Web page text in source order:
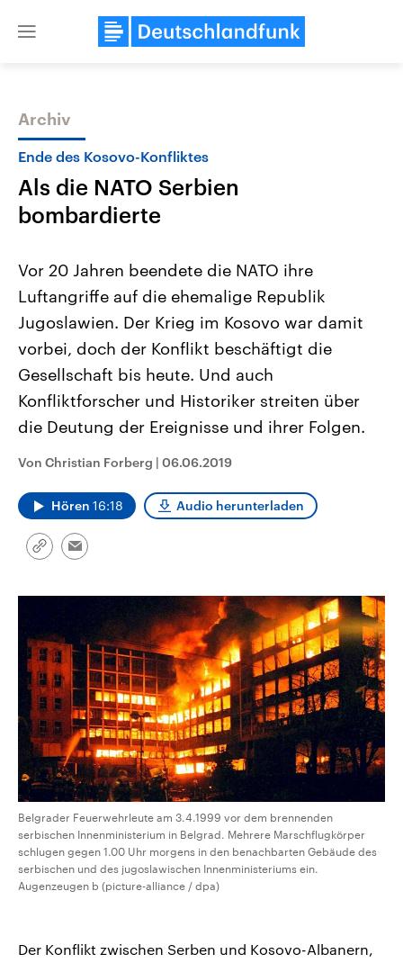
Close
Themen
Landtagswahl Sachsen-Anhalt
2026
Alle Informationen
Sachsen-Anhalt wählt am 6.
September 2026 einen neuen
Landtag. Seit 2021 wird das
Bundesland von einer Koalition aus
Umfragen, Prognosen,
und Hintergründe zu den Parteien
und Kandidaten der anstehenden
Aktuelle Beiträge,
Hintergründe
Wirtschaftlich und
gehören die Vereinigten
den mächtigsten Ländern
mit großem Einfluss auf
Sendungen Programm Podcasts
Audio-Archiv
Archiv
Ende des Kosovo-Konfliktes
Als die NATO Serbien
bombardierte
Vor 20 Jahren beendete die NATO ihre
Luftangriffe auf die ehemalige Republik
Jugoslawien. Der Krieg im Kosovo war damit
vorbei, doch der Konflikt beschäftigt die
Gesellschaft bis heute. Und auch
Konfliktforscher und Historiker streiten über
die Deutung der Ereignisse und ihrer Folgen.
Von Christian Forberg | 06.06.2019
Hören 16:18 Audio herunterladen
Link
Email
Belgrader Feuerwehrleute am 3.4.1999 vor dem brennenden
serbischen Innenministerium in Belgrad. Mehrere Marschflugkörper
schlugen gegen 1.00 Uhr morgens in den benachbarten Gebäude des
serbischen und des jugoslawischen Innenministeriums ein.
Augenzeugen b (picture-alliance / dpa)
Der Konflikt zwischen Serben und Kosovo-Albanern,